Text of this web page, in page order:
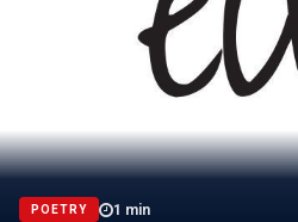
POETRY 1 min